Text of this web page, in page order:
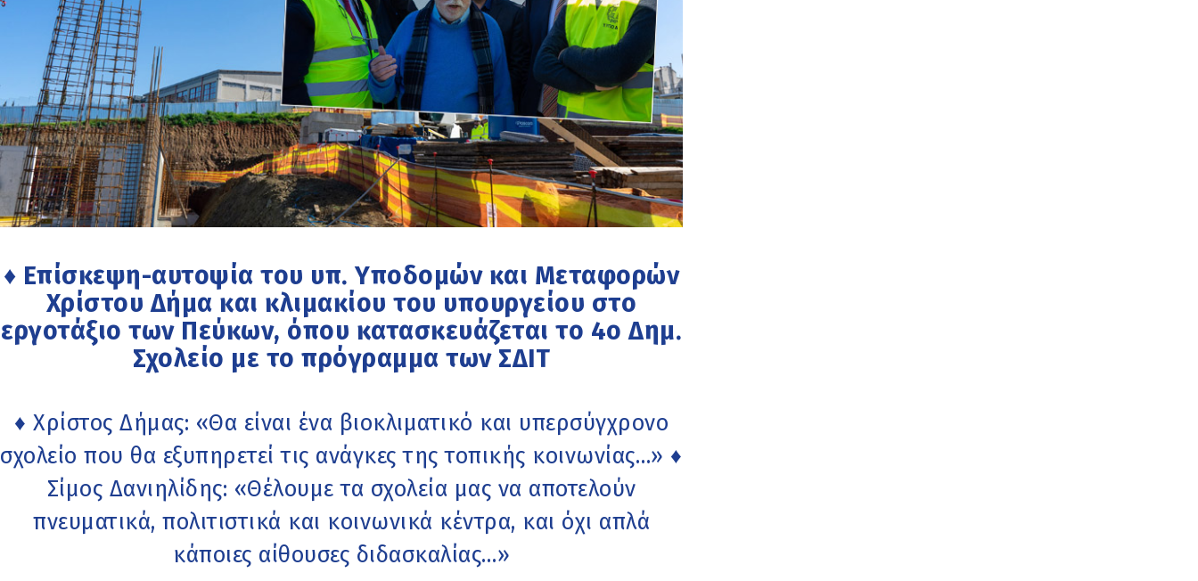
♦ Επίσκεψη-αυτοψία του υπ. Υποδομών και Μεταφορών
Χρίστου Δήμα και κλιμακίου του υπουργείου στο
εργοτάξιο των Πεύκων, όπου κατασκευάζεται το 4ο Δημ.
Σχολείο με το πρόγραμμα των ΣΔΙΤ
♦ Χρίστος Δήμας: «Θα είναι ένα βιοκλιματικό και υπερσύγχρονο
σχολείο που θα εξυπηρετεί τις ανάγκες της τοπικής κοινωνίας…» ♦
Σίμος Δανιηλίδης: «Θέλουμε τα σχολεία μας να αποτελούν
πνευματικά, πολιτιστικά και κοινωνικά κέντρα, και όχι απλά
κάποιες αίθουσες διδασκαλίας…»